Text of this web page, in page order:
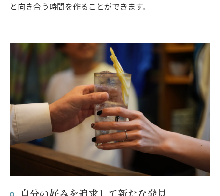
と向き合う時間を作ることができます。
自分の好みを追求して新たな発見